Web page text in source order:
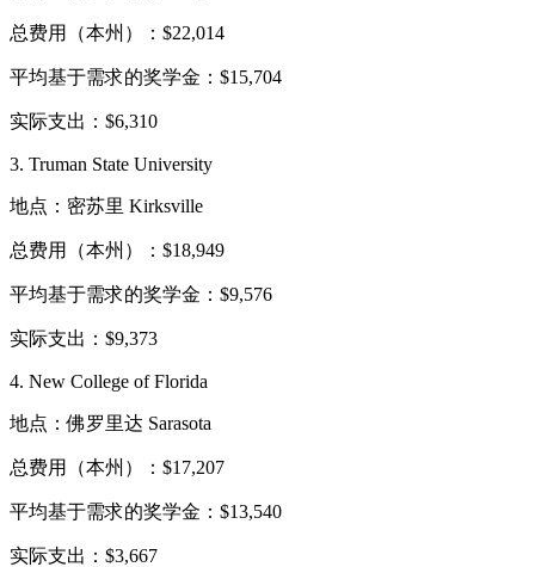
总费用（本州）：$22,014
平均基于需求的奖学金：$15,704
实际支出：$6,310
3. Truman State University
地点：密苏里 Kirksville
总费用（本州）：$18,949
平均基于需求的奖学金：$9,576
实际支出：$9,373
4. New College of Florida
地点：佛罗里达 Sarasota
总费用（本州）：$17,207
平均基于需求的奖学金：$13,540
实际支出：$3,667